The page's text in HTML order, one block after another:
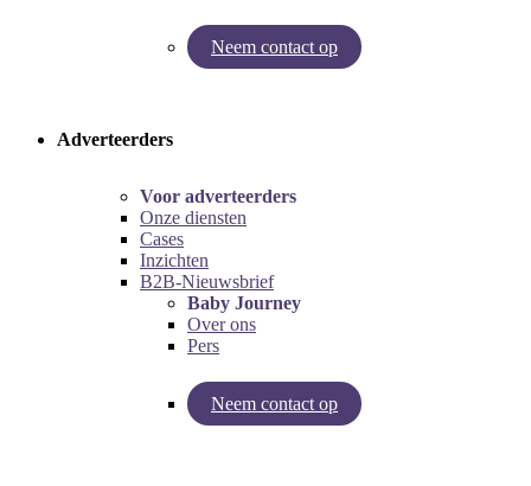
Neem contact op
Try our pregnancy calculator!
Adverteerders
Voor adverteerders
Onze diensten
Cases
Inzichten
B2B-Nieuwsbrief
Baby Journey
Over ons
Pers
Neem contact op
Inzichten van Baby Journey